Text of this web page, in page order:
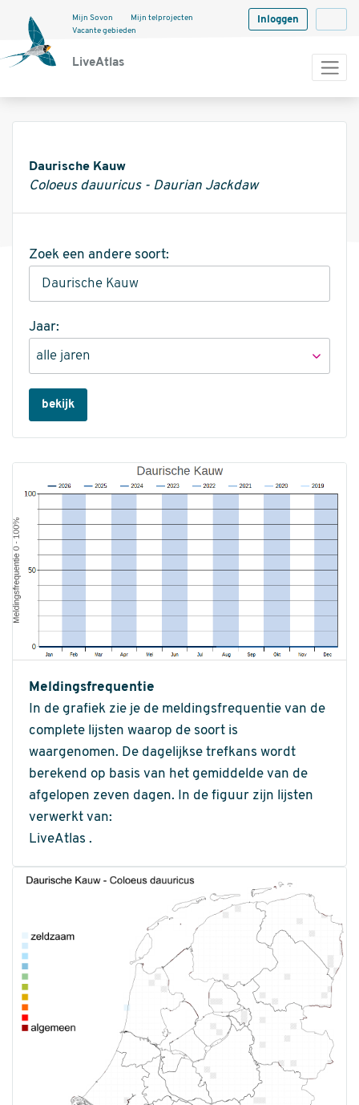
LiveAtlas
Mijn Sovon
Mijn telprojecten
Vacante gebieden
Inloggen
Daurische Kauw
Coloeus dauuricus - Daurian Jackdaw
Zoek een andere soort:
Jaar:
bekijk
Meldingsfrequentie
In de grafiek zie je de meldingsfrequentie van de
complete lijsten waarop de soort is
waargenomen. De dagelijkse trefkans wordt
berekend op basis van het gemiddelde van de
afgelopen zeven dagen. In de figuur zijn lijsten
verwerkt van:
LiveAtlas .